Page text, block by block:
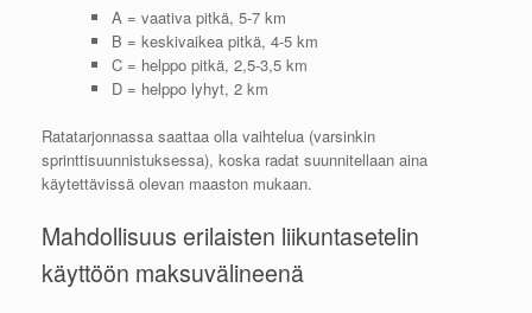
A = vaativa pitkä, 5-7 km
B = keskivaikea pitkä, 4-5 km
C = helppo pitkä, 2,5-3,5 km
D = helppo lyhyt, 2 km
Ratatarjonnassa saattaa olla vaihtelua (varsinkin
sprinttisuunnistuksessa), koska radat suunnitellaan aina
käytettävissä olevan maaston mukaan.
Mahdollisuus erilaisten liikuntasetelin
käyttöön maksuvälineenä